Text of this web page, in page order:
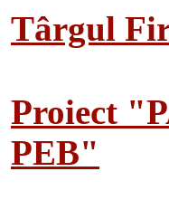
Târgul
Proiect
PEB"